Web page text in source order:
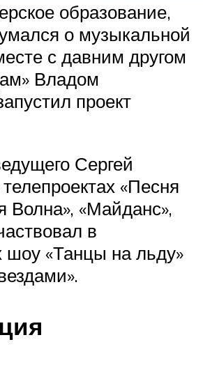
образование,
о музыкальной
с давним другом
Владом
проект
Сергей
«Песня
Волна», «Майданс»,
в
шоу «Танцы на льду»